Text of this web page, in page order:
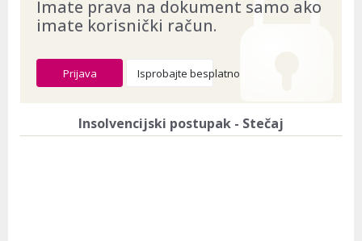
Imate prava na dokument samo ako
imate korisnički račun.
Prijava Isprobajte besplatno
Insolvencijski postupak - Stečaj